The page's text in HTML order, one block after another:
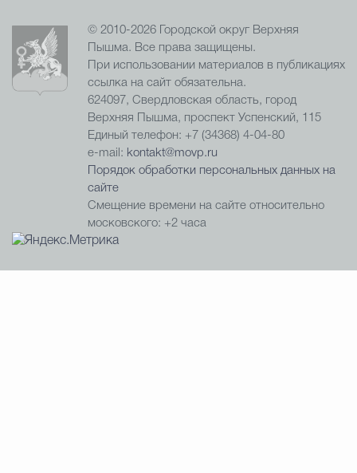
© 2010-2026 Городской округ Верхняя
Пышма. Все права защищены.
При использовании материалов в публикациях
ссылка на сайт обязательна.
624097, Свердловская область, город
Верхняя Пышма, проспект Успенский, 115
Единый телефон: +7 (34368) 4-04-80
e-mail: kontakt@movp.ru
Порядок обработки персональных данных на
сайте
Смещение времени на сайте относительно
московского: +2 часа